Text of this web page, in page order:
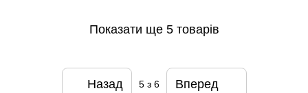
Показати ще 5 товарів
Назад 5з 6 Вперед